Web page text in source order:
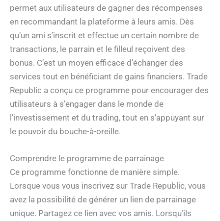
permet aux utilisateurs de gagner des récompenses
en recommandant la plateforme à leurs amis. Dès
qu’un ami s’inscrit et effectue un certain nombre de
transactions, le parrain et le filleul reçoivent des
bonus. C’est un moyen efficace d’échanger des
services tout en bénéficiant de gains financiers. Trade
Republic a conçu ce programme pour encourager des
utilisateurs à s’engager dans le monde de
l’investissement et du trading, tout en s’appuyant sur
le pouvoir du bouche-à-oreille.
Comprendre le programme de parrainage
Ce programme fonctionne de manière simple.
Lorsque vous vous inscrivez sur Trade Republic, vous
avez la possibilité de générer un lien de parrainage
unique. Partagez ce lien avec vos amis. Lorsqu’ils